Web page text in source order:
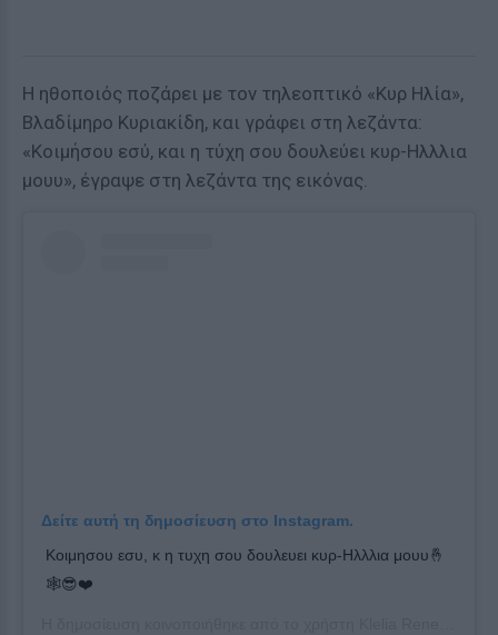
Η ηθοποιός ποζάρει με τον τηλεοπτικό «Κυρ Ηλία»,
Βλαδίμηρο Κυριακίδη, και γράφει στη λεζάντα:
«Κοιμήσου εσύ, και η τύχη σου δουλεύει κυρ-Ηλλλια
μουυ», έγραψε στη λεζάντα της εικόνας.
Δείτε αυτή τη δημοσίευση στο Instagram.
Κοιμησου εσυ, κ η τυχη σου δουλευει κυρ-Ηλλλια μουυ🤞
🕸😎❤️